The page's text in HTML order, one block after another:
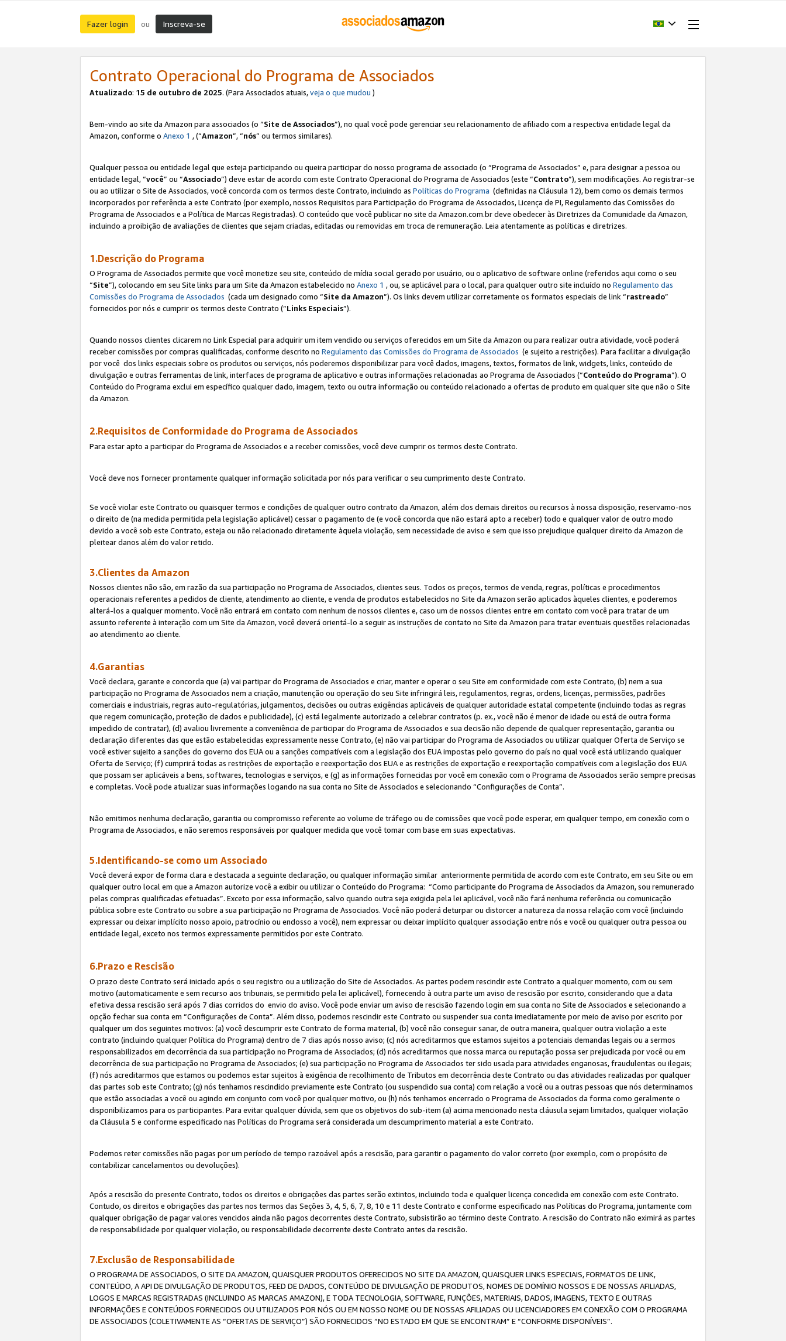
Fazer login ou Inscreva-se
Contrato Operacional do Programa de Associados
Atualizado: 15 de outubro de 2025. (Para Associados atuais,veja o que mudou )
Bem-vindo ao site da Amazon para associados (o “Site de Associados”), no qual você pode gerenciar seu relacionamento de afiliado com a respectiva entidade legal da
Amazon, conforme o Anexo 1 , (“Amazon”, “nós” ou termos similares).
Qualquer pessoa ou entidade legal que esteja participando ou queira participar do nosso programa de associado (o “Programa de Associados” e, para designar a pessoa ou
entidade legal, “você” ou “Associado”) deve estar de acordo com este Contrato Operacional do Programa de Associados (este “Contrato”), sem modificações. Ao registrar-se
ou ao utilizar o Site de Associados, você concorda com os termos deste Contrato, incluindo as Políticas do Programa (definidas na Cláusula 12), bem como os demais termos
incorporados por referência a este Contrato (por exemplo, nossos Requisitos para Participação do Programa de Associados, Licença de PI, Regulamento das Comissões do
Programa de Associados e a Política de Marcas Registradas). O conteúdo que você publicar no site da Amazon.com.br deve obedecer às Diretrizes da Comunidade da Amazon,
incluindo a proibição de avaliações de clientes que sejam criadas, editadas ou removidas em troca de remuneração. Leia atentamente as políticas e diretrizes.
1.Descrição do Programa
O Programa de Associados permite que você monetize seu site, conteúdo de mídia social gerado por usuário, ou o aplicativo de software online (referidos aqui como o seu
“Site”), colocando em seu Site links para um Site da Amazon estabelecido no Anexo 1 , ou, se aplicável para o local, para qualquer outro site incluído no Regulamento das
Comissões do Programa de Associados (cada um designado como “Site da Amazon”). Os links devem utilizar corretamente os formatos especiais de link “rastreado”
fornecidos por nós e cumprir os termos deste Contrato (“Links Especiais”).
Quando nossos clientes clicarem no Link Especial para adquirir um item vendido ou serviços oferecidos em um Site da Amazon ou para realizar outra atividade, você poderá
receber comissões por compras qualificadas, conforme descrito no Regulamento das Comissões do Programa de Associados (e sujeito a restrições). Para facilitar a divulgação
por você dos links especiais sobre os produtos ou serviços, nós poderemos disponibilizar para você dados, imagens, textos, formatos de link, widgets, links, conteúdo de
divulgação e outras ferramentas de link, interfaces de programa de aplicativo e outras informações relacionadas ao Programa de Associados (“Conteúdo do Programa”). O
Conteúdo do Programa exclui em específico qualquer dado, imagem, texto ou outra informação ou conteúdo relacionado a ofertas de produto em qualquer site que não o Site
da Amazon.
2.Requisitos de Conformidade do Programa de Associados
Para estar apto a participar do Programa de Associados e a receber comissões, você deve cumprir os termos deste Contrato.
Você deve nos fornecer prontamente qualquer informação solicitada por nós para verificar o seu cumprimento deste Contrato.
Se você violar este Contrato ou quaisquer termos e condições de qualquer outro contrato da Amazon, além dos demais direitos ou recursos à nossa disposição, reservamo-nos
o direito de (na medida permitida pela legislação aplicável) cessar o pagamento de (e você concorda que não estará apto a receber) todo e qualquer valor de outro modo
devido a você sob este Contrato, esteja ou não relacionado diretamente àquela violação, sem necessidade de aviso e sem que isso prejudique qualquer direito da Amazon de
pleitear danos além do valor retido.
3.Clientes da Amazon
Nossos clientes não são, em razão da sua participação no Programa de Associados, clientes seus. Todos os preços, termos de venda, regras, políticas e procedimentos
operacionais referentes a pedidos de cliente, atendimento ao cliente, e venda de produtos estabelecidos no Site da Amazon serão aplicados àqueles clientes, e poderemos
alterá-los a qualquer momento. Você não entrará em contato com nenhum de nossos clientes e, caso um de nossos clientes entre em contato com você para tratar de um
assunto referente à interação com um Site da Amazon, você deverá orientá-lo a seguir as instruções de contato no Site da Amazon para tratar eventuais questões relacionadas
ao atendimento ao cliente.
4.Garantias
Você declara, garante e concorda que (a) vai partipar do Programa de Associados e criar, manter e operar o seu Site em conformidade com este Contrato, (b) nem a sua
participação no Programa de Associados nem a criação, manutenção ou operação do seu Site infringirá leis, regulamentos, regras, ordens, licenças, permissões, padrões
comerciais e industriais, regras auto-regulatórias, julgamentos, decisões ou outras exigências aplicáveis de qualquer autoridade estatal competente (incluindo todas as regras
que regem comunicação, proteção de dados e publicidade), (c) está legalmente autorizado a celebrar contratos (p. ex., você não é menor de idade ou está de outra forma
impedido de contratar), (d) avaliou livremente a conveniência de participar do Programa de Associados e sua decisão não depende de qualquer representação, garantia ou
declaração diferentes das que estão estabelecidas expressamente nesse Contrato, (e) não vai participar do Programa de Associados ou utilizar qualquer Oferta de Serviço se
você estiver sujeito a sanções do governo dos EUA ou a sanções compatíveis com a legislação dos EUA impostas pelo governo do país no qual você está utilizando qualquer
Oferta de Serviço; (f) cumprirá todas as restrições de exportação e reexportação dos EUA e as restrições de exportação e reexportação compatíveis com a legislação dos EUA
que possam ser aplicáveis a bens, softwares, tecnologias e serviços, e (g) as informações fornecidas por você em conexão com o Programa de Associados serão sempre precisas
e completas. Você pode atualizar suas informações logando na sua conta no Site de Associados e selecionando “Configurações de Conta”.
Não emitimos nenhuma declaração, garantia ou compromisso referente ao volume de tráfego ou de comissões que você pode esperar, em qualquer tempo, em conexão com o
Programa de Associados, e não seremos responsáveis por qualquer medida que você tomar com base em suas expectativas.
5.Identificando-se como um Associado
Você deverá expor de forma clara e destacada a seguinte declaração, ou qualquer informação similar anteriormente permitida de acordo com este Contrato, em seu Site ou em
qualquer outro local em que a Amazon autorize você a exibir ou utilizar o Conteúdo do Programa: “Como participante do Programa de Associados da Amazon, sou remunerado
pelas compras qualificadas efetuadas”. Exceto por essa informação, salvo quando outra seja exigida pela lei aplicável, você não fará nenhuma referência ou comunicação
pública sobre este Contrato ou sobre a sua participação no Programa de Associados. Você não poderá deturpar ou distorcer a natureza da nossa relação com você (incluindo
expressar ou deixar implícito nosso apoio, patrocínio ou endosso a você), nem expressar ou deixar implícito qualquer associação entre nós e você ou qualquer outra pessoa ou
entidade legal, exceto nos termos expressamente permitidos por este Contrato.
6.Prazo e Rescisão
O prazo deste Contrato será iniciado após o seu registro ou a utilização do Site de Associados. As partes podem rescindir este Contrato a qualquer momento, com ou sem
motivo (automaticamente e sem recurso aos tribunais, se permitido pela lei aplicável), fornecendo à outra parte um aviso de rescisão por escrito, considerando que a data
efetiva dessa rescisão será após 7 dias corridos do envio do aviso. Você pode enviar um aviso de rescisão fazendo login em sua conta no Site de Associados e selecionando a
opção fechar sua conta em “Configurações de Conta”. Além disso, podemos rescindir este Contrato ou suspender sua conta imediatamente por meio de aviso por escrito por
qualquer um dos seguintes motivos: (a) você descumprir este Contrato de forma material, (b) você não conseguir sanar, de outra maneira, qualquer outra violação a este
contrato (incluindo qualquer Política do Programa) dentro de 7 dias após nosso aviso; (c) nós acreditarmos que estamos sujeitos a potenciais demandas legais ou a sermos
responsabilizados em decorrência da sua participação no Programa de Associados; (d) nós acreditarmos que nossa marca ou reputação possa ser prejudicada por você ou em
decorrência de sua participação no Programa de Associados; (e) sua participação no Programa de Associados ter sido usada para atividades enganosas, fraudulentas ou ilegais;
(f) nós acreditarmos que estamos ou podemos estar sujeitos à exigência de recolhimento de Tributos em decorrência deste Contrato ou das atividades realizadas por qualquer
das partes sob este Contrato; (g) nós tenhamos rescindido previamente este Contrato (ou suspendido sua conta) com relação a você ou a outras pessoas que nós determinamos
que estão associadas a você ou agindo em conjunto com você por qualquer motivo, ou (h) nós tenhamos encerrado o Programa de Associados da forma como geralmente o
disponibilizamos para os participantes. Para evitar qualquer dúvida, sem que os objetivos do sub-item (a) acima mencionado nesta cláusula sejam limitados, qualquer violação
da Cláusula 5 e conforme especificado nas Políticas do Programa será considerada um descumprimento material a este Contrato.
Podemos reter comissões não pagas por um período de tempo razoável após a rescisão, para garantir o pagamento do valor correto (por exemplo, com o propósito de
contabilizar cancelamentos ou devoluções).
Após a rescisão do presente Contrato, todos os direitos e obrigações das partes serão extintos, incluindo toda e qualquer licença concedida em conexão com este Contrato.
Contudo, os direitos e obrigações das partes nos termos das Seções 3, 4, 5, 6, 7, 8, 10 e 11 deste Contrato e conforme especificado nas Políticas do Programa, juntamente com
qualquer obrigação de pagar valores vencidos ainda não pagos decorrentes deste Contrato, subsistirão ao término deste Contrato. A rescisão do Contrato não eximirá as partes
de responsabilidade por qualquer violação, ou responsabilidade decorrente deste Contrato antes da rescisão.
7.Exclusão de Responsabilidade
O PROGRAMA DE ASSOCIADOS, O SITE DA AMAZON, QUAISQUER PRODUTOS OFERECIDOS NO SITE DA AMAZON, QUAISQUER LINKS ESPECIAIS, FORMATOS DE LINK,
CONTEÚDO, A API DE DIVULGAÇÃO DE PRODUTOS, FEED DE DADOS, CONTEÚDO DE DIVULGAÇÃO DE PRODUTOS, NOMES DE DOMÍNIO NOSSOS E DE NOSSAS AFILIADAS,
LOGOS E MARCAS REGISTRADAS (INCLUINDO AS MARCAS AMAZON), E TODA TECNOLOGIA, SOFTWARE, FUNÇÕES, MATERIAIS, DADOS, IMAGENS, TEXTO E OUTRAS
INFORMAÇÕES E CONTEÚDOS FORNECIDOS OU UTILIZADOS POR NÓS OU EM NOSSO NOME OU DE NOSSAS AFILIADAS OU LICENCIADORES EM CONEXÃO COM O PROGRAMA
DE ASSOCIADOS (COLETIVAMENTE AS “OFERTAS DE SERVIÇO”) SÃO FORNECIDOS “NO ESTADO EM QUE SE ENCONTRAM” E “CONFORME DISPONÍVEIS”.